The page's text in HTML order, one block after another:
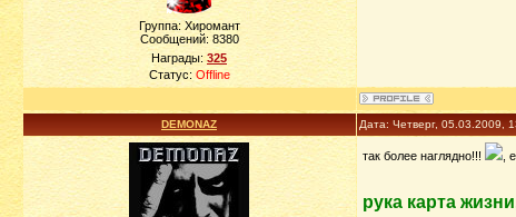
Группа: Хиромант
Сообщений: 8380
Награды:325
Статус: Offline
DEMONAZ Дата: Четверг, 05.03.2009,
так более наглядно!!! ,
рука карта